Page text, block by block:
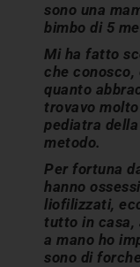
sono una
bimbo di 5
Mi ha fatto
che conosco,
quanto
trovavo
pediatra
metodo.
Per fortuna
hanno
liofilizzati,
tutto in casa,
a mano ho
sono di